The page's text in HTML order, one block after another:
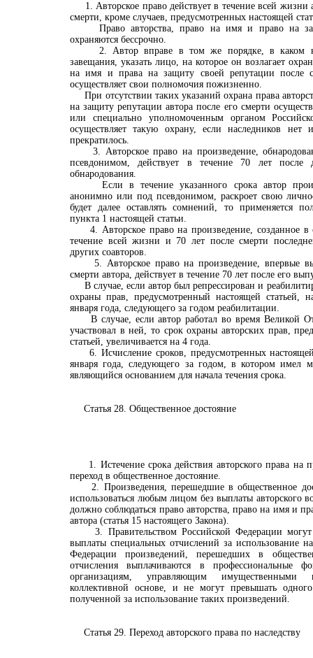
1. Авторское право действует в течение всей жизни
смерти, кроме случаев, предусмотренных настоящей
Право авторства, право на имя и право на
охраняются бессрочно.
2. Автор вправе в том же порядке, в каком
завещания, указать лицо, на которое он возлагает
на имя и права на защиту своей репутации после
осуществляет свои полномочия пожизненно.
При отсутствии таких указаний охрана права
на защиту репутации автора после его смерти
или специально уполномоченным органом
осуществляет такую охрану, если наследников нет
прекратилось.
3. Авторское право на произведение,
псевдонимом, действует в течение 70 лет после
обнародования.
Если в течение указанного срока автор
анонимно или под псевдонимом, раскроет свою
будет далее оставлять сомнений, то применяется
пункта 1 настоящей статьи.
4. Авторское право на произведение, созданное в
течение всей жизни и 70 лет после смерти
других соавторов.
5. Авторское право на произведение, впервые
смерти автора, действует в течение 70 лет после его
В случае, если автор был репрессирован и
охраны прав, предусмотренный настоящей статьей,
января года, следующего за годом реабилитации.
В случае, если автор работал во время Великой
участвовал в ней, то срок охраны авторских прав,
статьей, увеличивается на 4 года.
6. Исчисление сроков, предусмотренных настоящей
января года, следующего за годом, в котором имел
являющийся основанием для начала течения срока.
Статья 28. Общественное достояние
1. Истечение срока действия авторского права на
переход в общественное достояние.
2. Произведения, перешедшие в общественное
использоваться любым лицом без выплаты авторского
должно соблюдаться право авторства, право на имя и
автора (статья 15 настоящего Закона).
3. Правительством Российской Федерации могут
выплаты специальных отчислений за использование
Федерации произведений, перешедших в
отчисления выплачиваются в профессиональные
организациям, управляющим
коллективной основе, и не могут превышать
полученной за использование таких произведений.
Статья 29. Переход авторского права по наследству